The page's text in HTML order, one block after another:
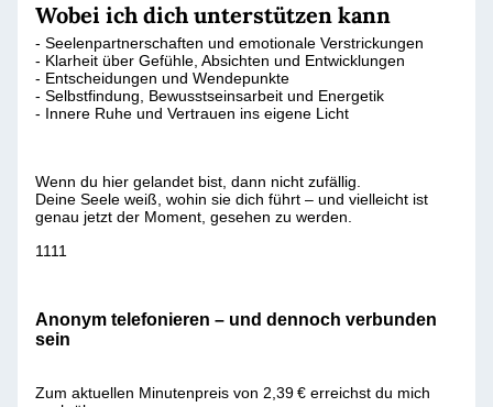
Wobei ich dich unterstützen kann
- Seelenpartnerschaften und emotionale Verstrickungen
- Klarheit über Gefühle, Absichten und Entwicklungen
- Entscheidungen und Wendepunkte
- Selbstfindung, Bewusstseinsarbeit und Energetik
- Innere Ruhe und Vertrauen ins eigene Licht
Wenn du hier gelandet bist, dann nicht zufällig.
Deine Seele weiß, wohin sie dich führt – und vielleicht ist
genau jetzt der Moment, gesehen zu werden.
1111
Anonym telefonieren – und dennoch verbunden
sein
Zum aktuellen Minutenpreis von 2,39 € erreichst du mich